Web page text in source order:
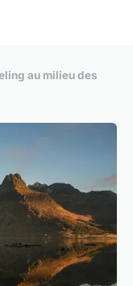
au milieu des